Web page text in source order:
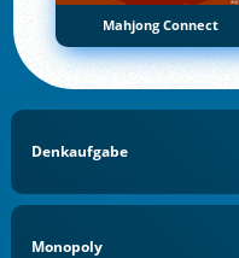
Mahjong Connect
Denkaufgabe
Monopoly